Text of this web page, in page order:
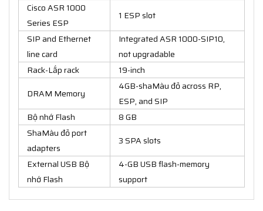
Cisco ASR 1000
Series ESP
1 ESP slot
SIP and Ethernet
line card
Integrated ASR 1000-SIP10,
not upgradable
Rack-Lắp rack
19-inch
DRAM Memory
4GB-shaMàu đỏ across RP,
ESP, and SIP
Bộ nhớ Flash
8 GB
ShaMàu đỏ port
adapters
3 SPA slots
External USB Bộ
nhớ Flash
4-GB USB flash-memory
support